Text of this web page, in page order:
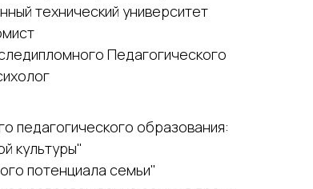
технический университет
Педагогического
педагогического образования:
культуры"
потенциала семьи"